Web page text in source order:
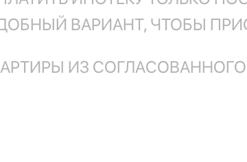
ВАРИАНТ, ЧТОБЫ
ИЗ